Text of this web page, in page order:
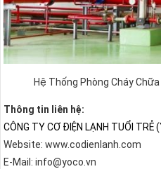
Hệ Thống Phòng Cháy
Thông tin liên hệ:
CÔNG TY CƠ ĐIỆN LẠNH TUỔI TRẺ
Website: www.codienlanh.com
E-Mail: info@yoco.vn